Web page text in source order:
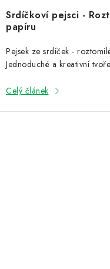
Srdíčkoví pejsci -
papíru
Pejsek ze srdíček -
Jednoduché a kreativní
Celý článek